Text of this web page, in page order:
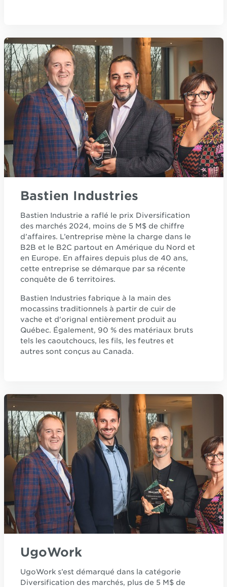
Bastien Industries
Bastien Industrie a raflé le prix Diversification
des marchés 2024, moins de 5 M$ de chiffre
d’affaires. L’entreprise mène la charge dans le
B2B et le B2C partout en Amérique du Nord et
en Europe. En affaires depuis plus de 40 ans,
cette entreprise se démarque par sa récente
conquête de 6 territoires.
Bastien Industries fabrique à la main des
mocassins traditionnels à partir de cuir de
vache et d'orignal entièrement produit au
Québec. Également, 90 % des matériaux bruts
tels les caoutchoucs, les fils, les feutres et
autres sont conçus au Canada.
UgoWork
UgoWork s’est démarqué dans la catégorie
Diversification des marchés, plus de 5 M$ de